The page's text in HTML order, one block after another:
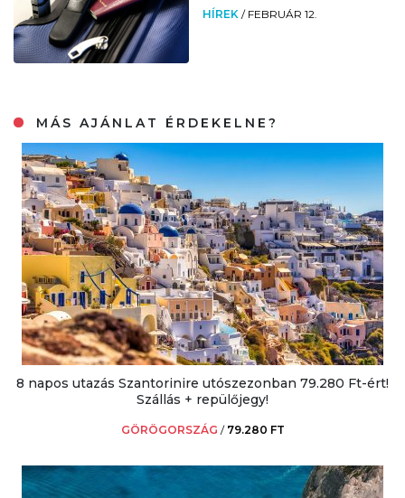
HÍREK / FEBRUÁR 12.
MÁS AJÁNLAT ÉRDEKELNE?
8 napos utazás Szantorinire utószezonban 79.280 Ft-ért!
Szállás + repülőjegy!
GÖRÖGORSZÁG / 79.280 FT